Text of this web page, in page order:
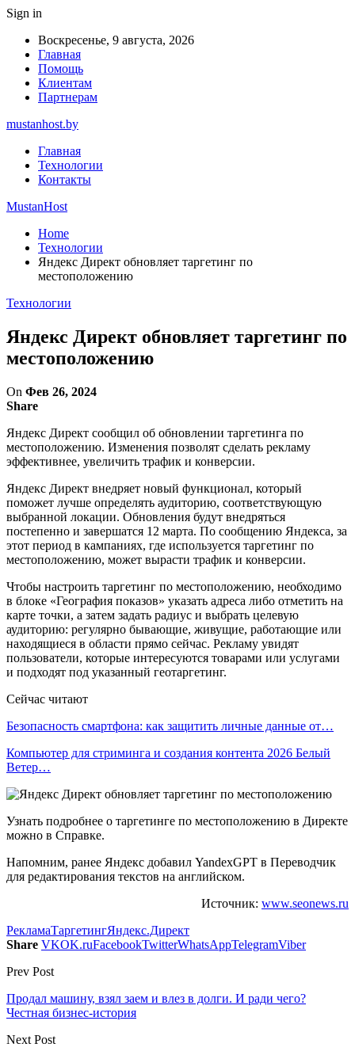
Sign in
Воскресенье, 9 августа, 2026
Главная
Помощь
Клиентам
Партнерам
mustanhost.by
Главная
Технологии
Контакты
MustanHost
Home
Технологии
Яндекс Директ обновляет таргетинг по
местоположению
Технологии
Яндекс Директ обновляет таргетинг по
местоположению
On Фев 26, 2024
Share
Яндекс Директ сообщил об обновлении таргетинга по
местоположению. Изменения позволят сделать рекламу
эффективнее, увеличить трафик и конверсии.
Яндекс Директ внедряет новый функционал, который
поможет лучше определять аудиторию, соответствующую
выбранной локации. Обновления будут внедряться
постепенно и завершатся 12 марта. По сообщению Яндекса, за
этот период в кампаниях, где используется таргетинг по
местоположению, может вырасти трафик и конверсии.
Чтобы настроить таргетинг по местоположению, необходимо
в блоке «География показов» указать адреса либо отметить на
карте точки, а затем задать радиус и выбрать целевую
аудиторию: регулярно бывающие, живущие, работающие или
находящиеся в области прямо сейчас. Рекламу увидят
пользователи, которые интересуются товарами или услугами
и подходят под указанный геотаргетинг.
Сейчас читают
Безопасность смартфона: как защитить личные данные от…
Компьютер для стриминга и создания контента 2026 Белый
Ветер…
Узнать подробнее о таргетинге по местоположению в Директе
можно в Справке.
Напомним, ранее Яндекс добавил YandexGPT в Переводчик
для редактирования текстов на английском.
Источник: www.seonews.ru
РекламаТаргетингЯндекс.Директ
Share VKOK.ruFacebookTwitterWhatsAppTelegramViber
Prev Post
Продал машину, взял заем и влез в долги. И ради чего?
Честная бизнес-история
Next Post